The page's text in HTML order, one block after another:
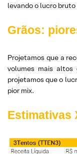
levando o lucro
Grãos:
Projetamos que a
volumes mais altos
projetamos que o
pior mix.
Estimativas